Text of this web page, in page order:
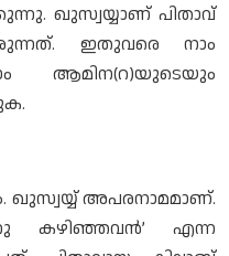
ഖുസ്വയ്യാണ് പിതാവ്
ഇതുവരെ നാം
ആമിന(റ)യുടെയും
ഖുസ്വയ്യ് അപരനാമമാണ്.
കഴിഞ്ഞവന്‍’ എന്ന